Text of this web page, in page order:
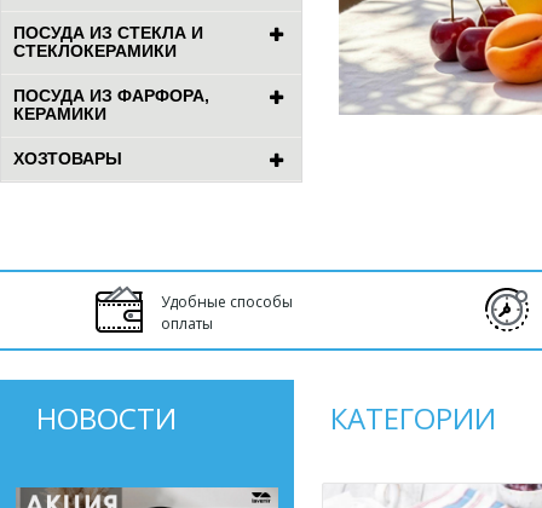
ПОСУДА ИЗ СТЕКЛА И
СТЕКЛОКЕРАМИКИ
ПОСУДА ИЗ ФАРФОРА,
КЕРАМИКИ
ХОЗТОВАРЫ
Удобные способы
оплаты
НОВОСТИ КАТЕГОРИИ